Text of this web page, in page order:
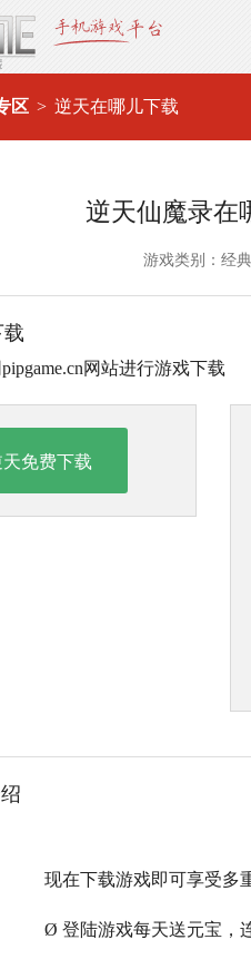
区 逆天在哪儿下载
逆天仙魔录在
游戏类别：经
网站进行游戏下载
免费下载
现在下载游戏即可享受多
Ø 登陆游戏每天送元宝，